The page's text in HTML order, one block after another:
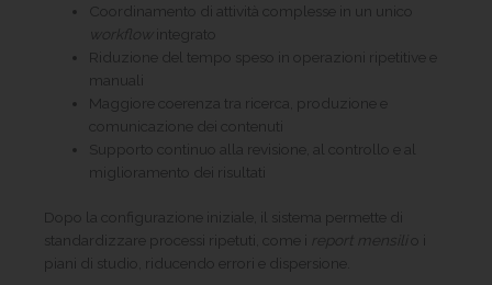
Coordinamento di attività complesse in un unico
workflow integrato
Riduzione del tempo speso in operazioni ripetitive e
manuali
Maggiore coerenza tra ricerca, produzione e
comunicazione dei contenuti
Supporto continuo alla revisione, al controllo e al
miglioramento dei risultati
Dopo la configurazione iniziale, il sistema permette di
standardizzare processi ripetuti, come i
report mensili
o i
piani di studio, riducendo errori e dispersione.